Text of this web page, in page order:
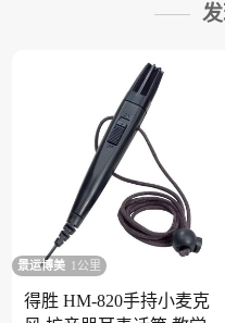
景运博美 1公里
得胜 HM-820手持小麦克